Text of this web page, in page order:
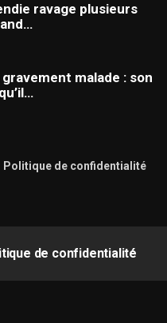
ravage plusieurs
malade : son
Politique de confidentialité
de confidentialité